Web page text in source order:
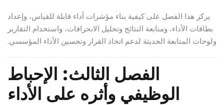
يركز هذا الفصل على كيفية بناء مؤشرات أداء قابلة للقياس، وإعداد
بطاقات الأداء، ومتابعة النتائج وتحليل الانحرافات، واستخدام التقارير
ولوحات المتابعة الحديثة لدعم اتخاذ القرار وتحسين الأداء المؤسسي.
الفصل الثالث: الإحباط
الوظيفي وأثره على الأداء